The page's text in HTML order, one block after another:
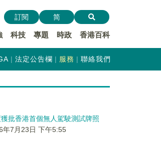
科技 專題 時政 香港百科
訂閱 简
法定公告欄 服務 聯絡我們
批香港首個無人駕駛測試牌照
年7月23日 下午5:55